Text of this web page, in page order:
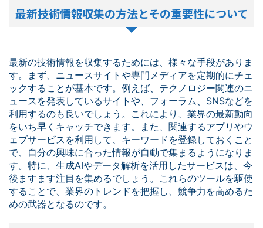
最新技術情報収集の方法とその重要性について
最新の技術情報を収集するためには、様々な手段がありま
す。まず、ニュースサイトや専門メディアを定期的にチェ
ックすることが基本です。例えば、テクノロジー関連のニ
ュースを発表しているサイトや、フォーラム、SNSなどを
利用するのも良いでしょう。これにより、業界の最新動向
をいち早くキャッチできます。また、関連するアプリやウ
ェブサービスを利用して、キーワードを登録しておくこと
で、自分の興味に合った情報が自動で集まるようになりま
す。特に、生成AIやデータ解析を活用したサービスは、今
後ますます注目を集めるでしょう。これらのツールを駆使
することで、業界のトレンドを把握し、競争力を高めるた
めの武器となるのです。